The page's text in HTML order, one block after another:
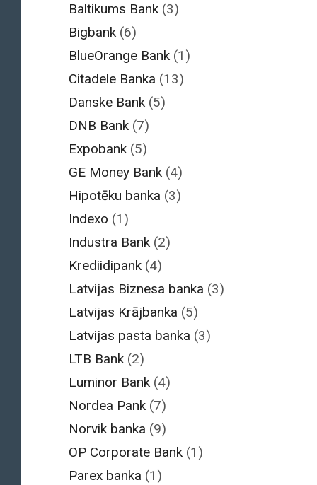
Baltikums Bank (3)
Bigbank (6)
BlueOrange Bank (1)
Citadele Banka (13)
Danske Bank (5)
DNB Bank (7)
Expobank (5)
GE Money Bank (4)
Hipotēku banka (3)
Indexo (1)
Industra Bank (2)
Krediidipank (4)
Latvijas Biznesa banka (3)
Latvijas Krājbanka (5)
Latvijas pasta banka (3)
LTB Bank (2)
Luminor Bank (4)
Nordea Pank (7)
Norvik banka (9)
OP Corporate Bank (1)
Parex banka (1)